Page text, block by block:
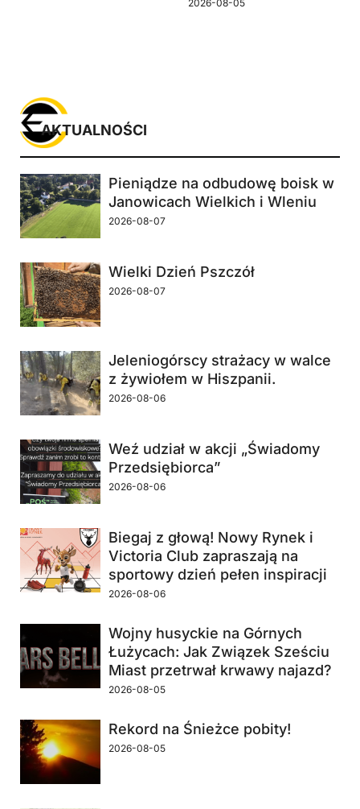
2026-08-05
Pieniądze na odbudowę boisk w
Janowicach Wielkich i Wleniu
2026-08-07
Wielki Dzień Pszczół
2026-08-07
Jeleniogórscy strażacy w walce
z żywiołem w Hiszpanii.
2026-08-06
Weź udział w akcji „Świadomy
Przedsiębiorca”
2026-08-06
Biegaj z głową! Nowy Rynek i
Victoria Club zapraszają na
sportowy dzień pełen inspiracji
2026-08-06
Wojny husyckie na Górnych
Łużycach: Jak Związek Sześciu
Miast przetrwał krwawy najazd?
2026-08-05
Rekord na Śnieżce pobity!
2026-08-05
AKTUALNOŚCI